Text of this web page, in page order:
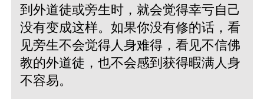
到外道徒或旁生时，就会觉得幸亏自己
没有变成这样。如果你没有修的话，看
见旁生不会觉得人身难得，看见不信佛
教的外道徒，也不会感到获得暇满人身
不容易。